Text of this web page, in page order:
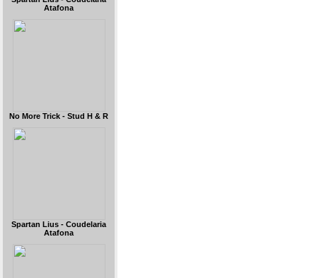
Atafona
No More Trick - Stud H & R
Spartan Lius - Coudelaria
Atafona